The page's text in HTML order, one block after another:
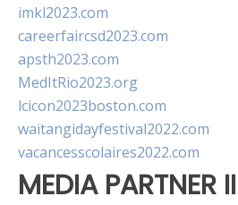
imkl2023.com
careerfaircsd2023.com
apsth2023.com
MedItRio2023.org
lcicon2023boston.com
waitangidayfestival2022.com
vacancesscolaires2022.com
MEDIA PARTNER II